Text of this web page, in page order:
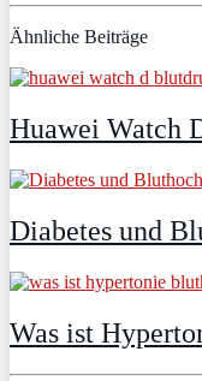
Ähnliche Beiträge
Huawei Watch
Diabetes und
Was ist